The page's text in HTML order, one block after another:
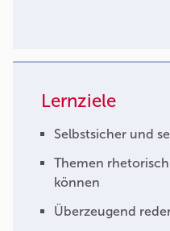
Lernziele
Selbstsicher und
Themen
können
Überzeugend